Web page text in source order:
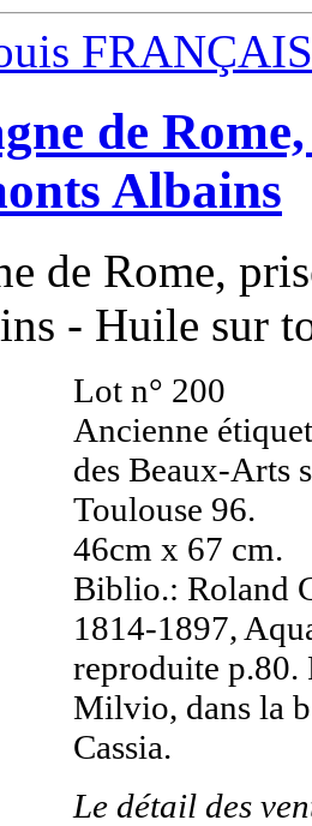
FRANÇAIS
de
Albains
de Rome,
- Huile sur
Lot n° 200
Ancienne
des Beaux-Arts
Toulouse 96.
46cm x 67 cm.
Biblio.: Roland
1814-1897,
reproduite p.80.
Milvio, dans la
Cassia.
Le détail des